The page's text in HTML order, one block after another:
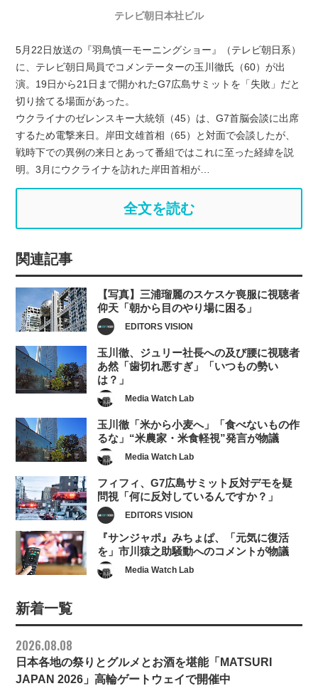
テレビ朝日本社ビル
5月22日放送の『羽鳥慎一モーニングショー』（テレビ朝日系）
に、テレビ朝日局員でコメンテーターの玉川徹氏（60）が出
演。19日から21日まで開かれたG7広島サミットを「失敗」だと
切り捨てる場面があった。
ウクライナのゼレンスキー大統領（45）は、G7首脳会談に出席
するため電撃来日。岸田文雄首相（65）と対面で会談したが、
戦時下での異例の来日とあって番組ではこれに至った経緯を説
明。3月にウクライナを訪れた岸田首相が…
全文を読む
関連記事
【写真】三浦瑠麗のスケスケ喪服に視聴者
仰天「朝から目のやり場に困る」
EDITORS VISION
玉川徹、ジュリー社長への及び腰に視聴者
あ然「歯切れ悪すぎ」「いつもの勢い
は？」
Media Watch Lab
玉川徹「米から小麦へ」「食べないもの作
るな」“米農家・米食軽視”発言が物議
Media Watch Lab
フィフィ、G7広島サミット反対デモを疑
問視「何に反対しているんですか？」
EDITORS VISION
『サンジャポ』みちょぱ、「元気に復活
を」市川猿之助騒動へのコメントが物議
Media Watch Lab
新着一覧
2026.08.08
日本各地の祭りとグルメとお酒を堪能「MATSURI
JAPAN 2026」高輪ゲートウェイで開催中